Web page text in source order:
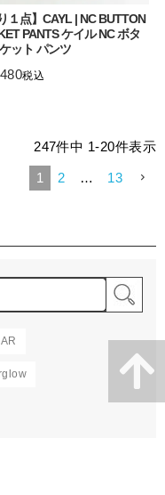
１点】CAYL | NC BUTTON
PANTS ケイル NC ボタ
ット パンツ
税込
247件中 1-20件表示
1 2 … 13